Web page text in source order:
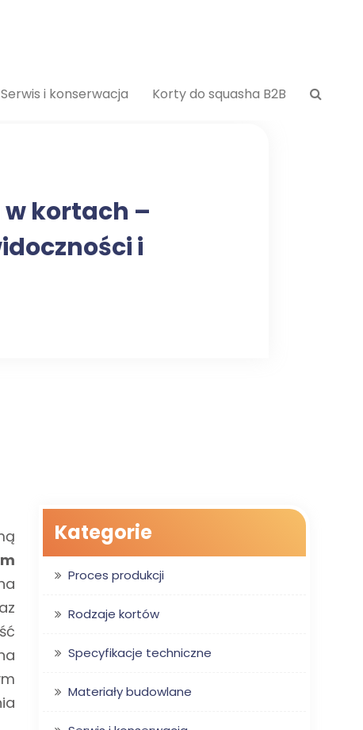
Serwis i konserwacja Korty do squasha B2B
kortach –
i
Kategorie
Proces produkcji
Rodzaje kortów
Specyfikacje techniczne
Materiały budowlane